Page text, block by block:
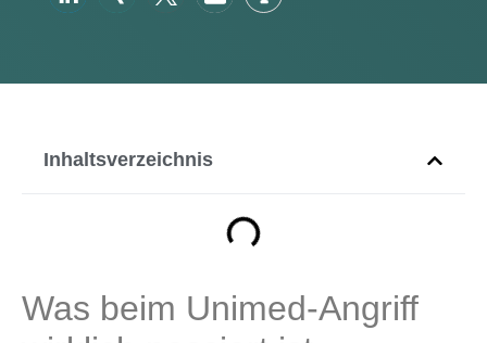
Inhaltsverzeichnis
Was beim Unimed-Angriff